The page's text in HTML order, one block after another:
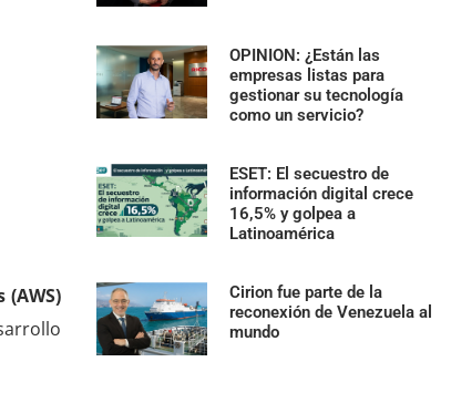
OPINION: ¿Están las
empresas listas para
gestionar su tecnología
como un servicio?
ESET: El secuestro de
información digital crece
16,5% y golpea a
Latinoamérica
Cirion fue parte de la
reconexión de Venezuela al
mundo